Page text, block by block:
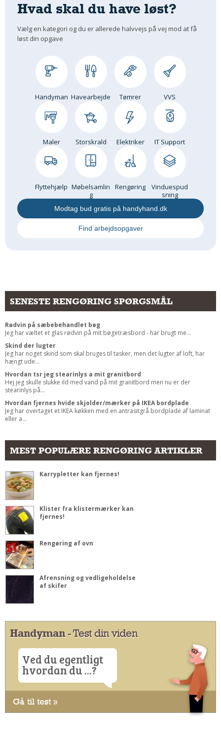
Hvad skal du have løst?
Vælg en kategori og du er allerede halvvejs på vej mod at få
løst din opgave
Handyman Havearbejde Tømrer VVS
Maler Storskrald Elektriker IT Support
Flyttehjælp Møbelsamlin
g
Rengøring
Vinduespud
sning
Modtag bud gratis på handyhand.dk
Find arbejdsopgaver
SENESTE RENGØRING SPØRGSMÅL
Rødvin på sæbebehandlet bøg
Jeg har væltet et glas rødvin på mit bøgetræsbord - har brugt me...
Skind der lugter
Jeg har noget skind som skal bruges til tasker, men det lugter af loft, har
hængt ude...
Hvordan tsr jeg stearinlys a mit granitbord
Hej jeg skulle slukke ild med vand på mit granitbord men nu er der
stearinlys på...
Hvordan fjernes hvide skjolder/mærker på IKEA bordplade
Jeg har overtaget et IKEA køkken med en antrasitgrå bordplade af laminat
eller a...
MEST POPULÆRE RENGØRING ARTIKLER
Karrypletter kan fjernes!
Klister fra klistermærker kan
fjernes!
Rengøring af ovn
Afrensning og vedligeholdelse
af skifer
Handyman- Test din viden
Ved du egentligt
hvordan du ...?
Gå til test »